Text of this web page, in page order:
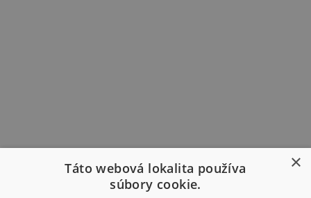
×
Táto webová lokalita používa
súbory cookie.